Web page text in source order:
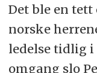
Det ble en tett
norske
ledelse tidlig
omgang slo